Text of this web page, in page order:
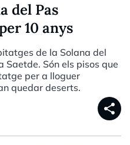
del Pas
10 anys
de la Solana del
Saetde. Són els pisos que
per a lloguer
quedar deserts.
share